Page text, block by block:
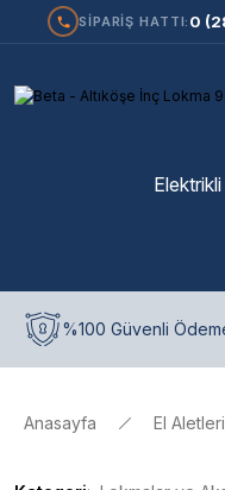
SİPARİŞ HATTI: 0
%100 Güvenli
Anasayfa El Aletleri